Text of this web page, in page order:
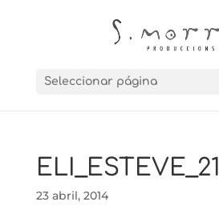
Seleccionar página
ELI_ESTEVE_21
23 abril, 2014